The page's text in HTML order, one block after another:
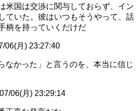
米国は交渉に関与しておらず、イン
ていた。彼はいつもそうやって、話
柄を持っていくだけだ
06(月) 23:27:40
なかった」と言うのを、本当に信じ
06(月) 23:29:14